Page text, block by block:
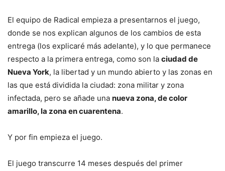
El equipo de Radical empieza a presentarnos el juego,
donde se nos explican algunos de los cambios de esta
entrega (los explicaré más adelante), y lo que permanece
respecto a la primera entrega, como son la ciudad de
Nueva York, la libertad y un mundo abierto y las zonas en
las que está dividida la ciudad: zona militar y zona
infectada, pero se añade una nueva zona, de color
amarillo, la zona en cuarentena.
Y por fin empieza el juego.
El juego transcurre 14 meses después del primer